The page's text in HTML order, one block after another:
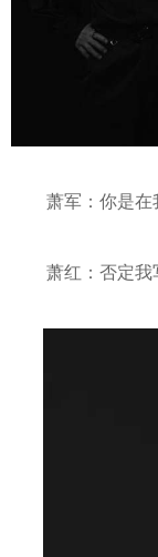
萧军：你是在
萧红：否定我